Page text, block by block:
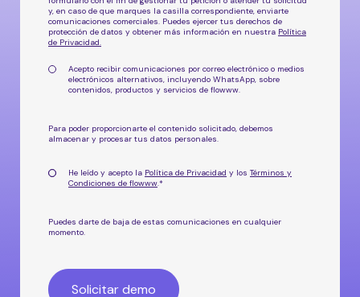
y, en caso de que marques la casilla correspondiente, enviarte
comunicaciones comerciales. Puedes ejercer tus derechos de
protección de datos y obtener más información en nuestra Política
de Privacidad.
Acepto recibir comunicaciones por correo electrónico o medios
electrónicos alternativos, incluyendo WhatsApp, sobre
contenidos, productos y servicios de flowww.
Para poder proporcionarte el contenido solicitado, debemos
almacenar y procesar tus datos personales.
He leído y acepto la Política de Privacidad y los Términos y
Condiciones de flowww.*
Puedes darte de baja de estas comunicaciones en cualquier
momento.